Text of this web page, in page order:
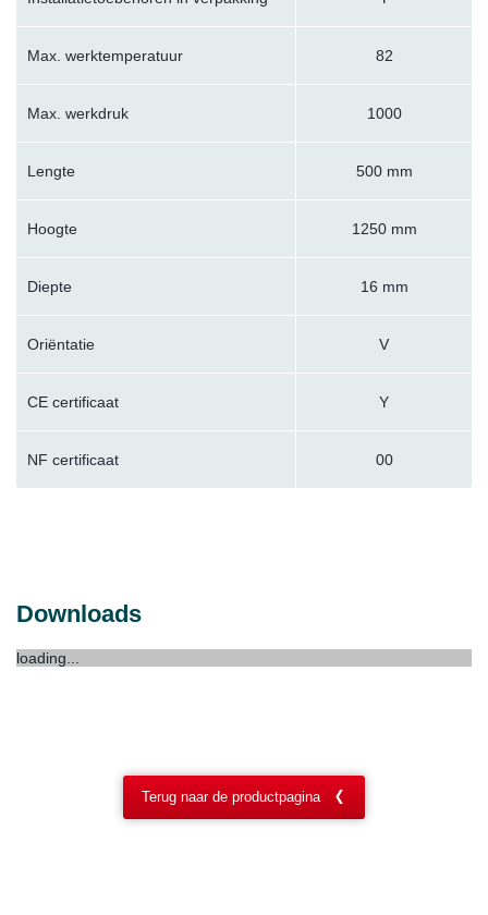
Max. werktemperatuur 82
Max. werkdruk 1000
Lengte 500 mm
Hoogte 1250 mm
Diepte 16 mm
Oriëntatie V
CE certificaat Y
NF certificaat 00
Downloads
loading...
Terug naar de productpagina